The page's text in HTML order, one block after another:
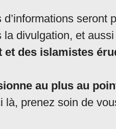
seront
divulgation, et aussi
et des islamistes
au plus au
là, prenez soin de